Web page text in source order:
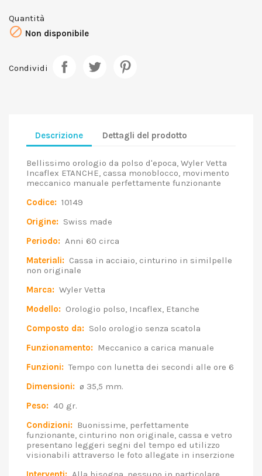
Quantità
 Non disponibile
Condividi
Descrizione Dettagli del prodotto
Bellissimo orologio da polso d'epoca, Wyler Vetta
Incaflex ETANCHE, cassa monoblocco, movimento
meccanico manuale perfettamente funzionante
Codice: 10149
Origine: Swiss made
Periodo: Anni 60 circa
Materiali: Cassa in acciaio, cinturino in similpelle
non originale
Marca: Wyler Vetta
Modello: Orologio polso, Incaflex, Etanche
Composto da: Solo orologio senza scatola
Funzionamento: Meccanico a carica manuale
Funzioni: Tempo con lunetta dei secondi alle ore 6
Dimensioni: ø 35,5 mm.
Peso: 40 gr.
Condizioni: Buonissime, perfettamente
funzionante, cinturino non originale, cassa e vetro
presentano leggeri segni del tempo ed utilizzo
visionabili attraverso le foto allegate in inserzione